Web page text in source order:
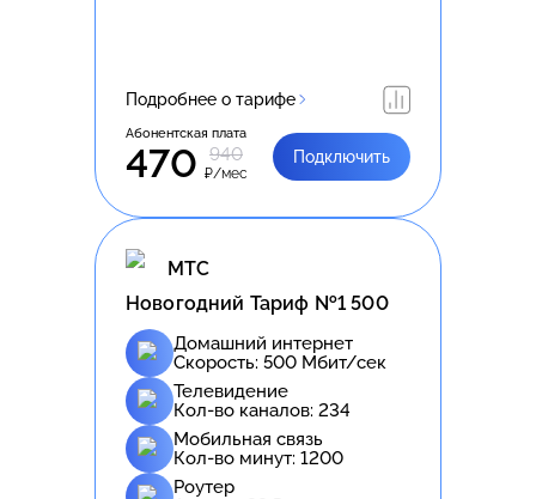
Подробнее о тарифе
Абонентская плата
470 940
₽/мес
Подключить
МТС
Новогодний Тариф №1 500
Домашний интернет
Скорость: 500 Мбит/сек
Телевидение
Кол-во каналов: 234
Мобильная связь
Кол-во минут: 1200
Роутер